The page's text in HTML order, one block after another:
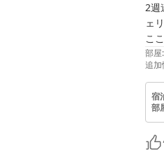
2週
ェ
こ
部屋:
追加
宿
部